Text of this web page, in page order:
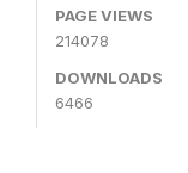
PAGE VIEWS
214078
DOWNLOADS
6466